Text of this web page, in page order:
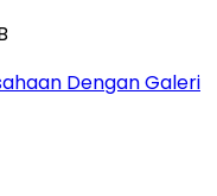
Dengan Galeri